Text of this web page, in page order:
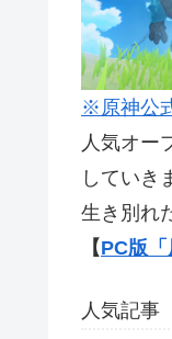
※原神公
人気オー
していき
生き別れ
【PC版
人気記事